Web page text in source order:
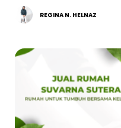
REGINA N. HELNAZ